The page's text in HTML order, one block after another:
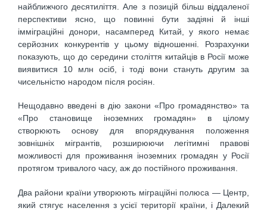
найближчого десятиліття. Але з позицій більш віддаленої
перспективи ясно, що повинні бути задіяні й інші
імміграційні донори, насамперед Китай, у якого немає
серйозних конкурентів у цьому відношенні. Розрахунки
показують, що до середини століття китайців в Росії може
виявитися 10 млн осіб, і тоді вони стануть другим за
чисельністю народом після росіян.
Нещодавно введені в дію закони «Про громадянство» та
«Про становище іноземних громадян» в цілому
створюють основу для впорядкування положення
зовнішніх мігрантів, розширюючи легітимні правові
можливості для проживання іноземних громадян у Росії
протягом тривалого часу, аж до постійного проживання.
Два райони країни утворюють міграційні полюса — Центр,
який стягує населення з усієї території країни, і Далекий